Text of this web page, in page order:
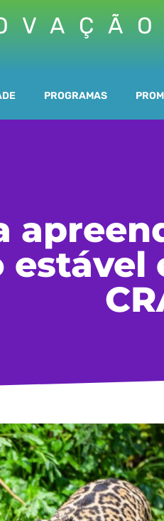
PROGRAMAS
estável